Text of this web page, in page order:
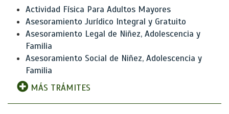
Actividad Física Para Adultos Mayores
Asesoramiento Jurídico Integral y Gratuito
Asesoramiento Legal de Niñez, Adolescencia y
Familia
Asesoramiento Social de Niñez, Adolescencia y
Familia
MÁS TRÁMITES